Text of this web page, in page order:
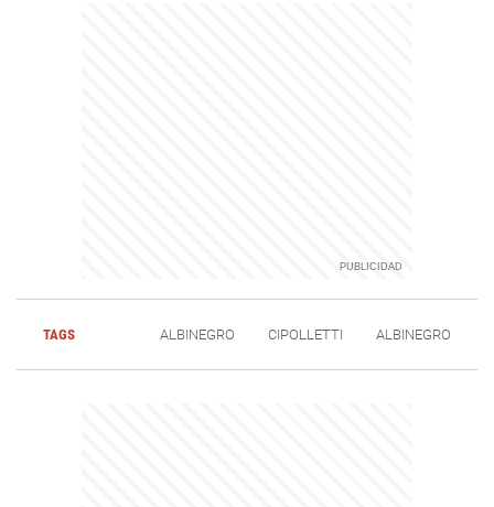
TAGS ALBINEGRO CIPOLLETTI ALBINEGRO